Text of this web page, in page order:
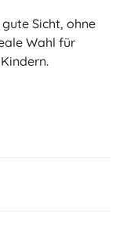
Sicht, ohne
Wahl für